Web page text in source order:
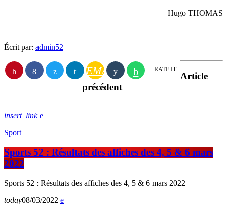
Hugo THOMAS
Écrit par: admin52
EMAIL RATE IT
Article
précédent
insert_link
Sport
Sports 52 : Résultats des affiches des 4, 5 & 6 mars
2022
Sports 52 : Résultats des affiches des 4, 5 & 6 mars 2022
today08/03/2022